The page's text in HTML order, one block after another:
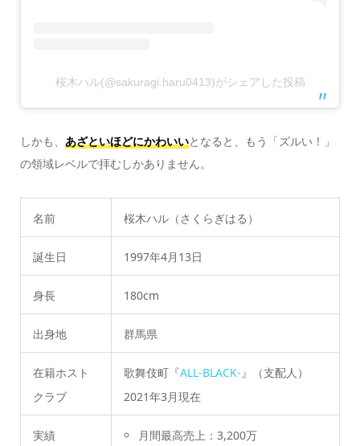
桜木ハル(@sakuragi.haru0413)がシェアした投稿
しかも、 あざといほどにかわいいとなると、もう「ズルい！」
の領域レベルで拝むしかありません。
名前 桜木ハル（さくらぎはる）
誕生日 1997年4月13日
身長 180cm
出身地 群馬県
在籍ホスト
クラブ
歌舞伎町『ALL-BLACK-』（支配人）
2021年3月現在
実績 月間最高売上：3,200万